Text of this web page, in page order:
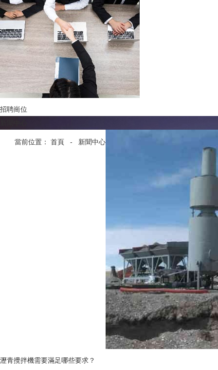
招聘崗位
當前位置： 首頁 - 新聞中心
瀝青攪拌機需要滿足哪些要求？